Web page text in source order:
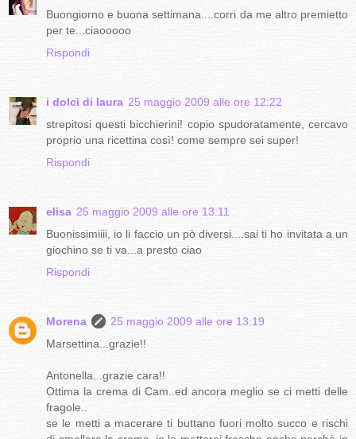
Buongiorno e buona settimana....corri da me altro premietto
per te...ciaooooo
Rispondi
i dolci di laura 25 maggio 2009 alle ore 12:22
strepitosi questi bicchierini! copio spudoratamente, cercavo
proprio una ricettina così! come sempre sei super!
Rispondi
elisa 25 maggio 2009 alle ore 13:11
Buonissimiiii, io li faccio un pò diversi....sai ti ho invitata a un
giochino se ti va...a presto ciao
Rispondi
Morena
25 maggio 2009 alle ore 13:19
Marsettina...grazie!!
Antonella...grazie cara!!
Ottima la crema di Cam..ed ancora meglio se ci metti delle
fragole..
se le metti a macerare ti buttano fuori molto succo e rischi